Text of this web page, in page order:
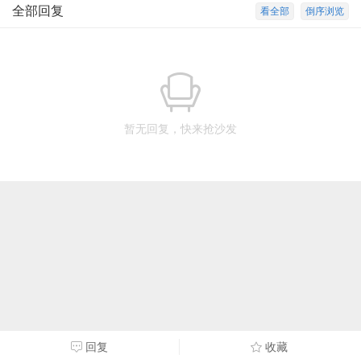
倒序浏览
看全部
全部回复
暂无回复，快来抢沙发
回复 收藏